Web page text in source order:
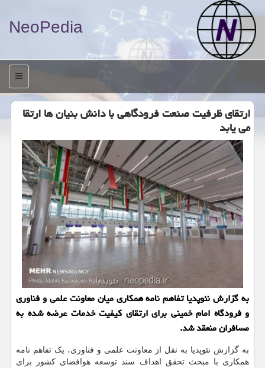
NeoPedia
منو
ارتقای ظرفیت صنعت فرودگاهی با دانش بنیان ها ارتقا
می یابد
به گزارش نئوپدیا تفاهم نامه همکاری میان معاونت علمی و فناوری
و فرودگاه امام خمینی برای ارتقای کیفیت خدمات عرضه شده به
مسافران منعقد شد.
به گزارش نئوپدیا به نقل از معاونت علمی و فناوری، یک تفاهم نامه
همکاری با مبحث تحقق اهداف سند توسعه هوافضای کشور برای